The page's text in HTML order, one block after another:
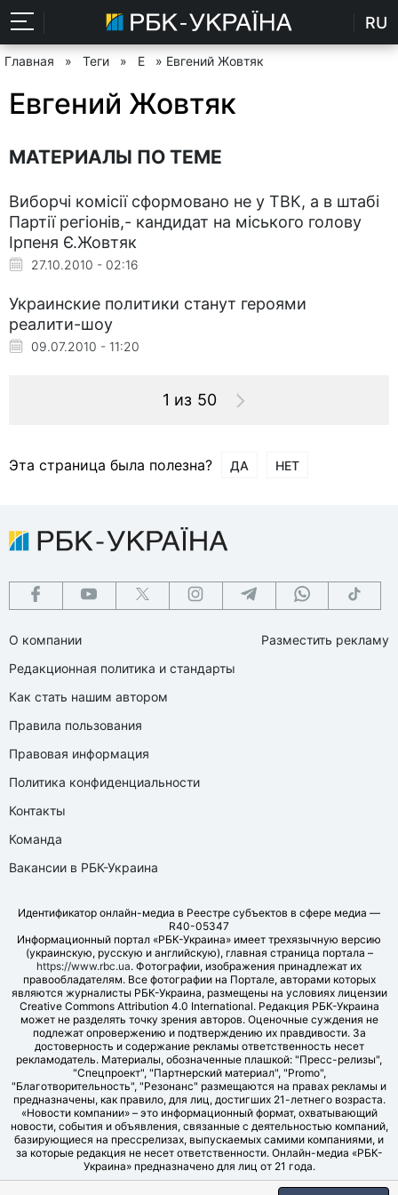
RU
Главная » Теги » Е » Евгений Жовтяк
Евгений Жовтяк
МАТЕРИАЛЫ ПО ТЕМЕ
Виборчі комісії сформовано не у ТВК, а в штабі
Партії регіонів,- кандидат на міського голову
Ірпеня Є.Жовтяк
27.10.2010 - 02:16
Украинские политики станут героями
реалити-шоу
09.07.2010 - 11:20
1 из 50
Эта страница была полезна? ДА НЕТ
О компании
Редакционная политика и стандарты
Как стать нашим автором
Правила пользования
Правовая информация
Политика конфиденциальности
Контакты
Команда
Вакансии в РБК-Украина
Разместить рекламу
Идентификатор онлайн-медиа в Реестре субъектов в сфере медиа —
R40-05347
Информационный портал «РБК-Украина» имеет трехязычную версию
(украинскую, русскую и английскую), главная страница портала –
https://www.rbc.ua. Фотографии, изображения принадлежат их
правообладателям. Все фотографии на Портале, авторами которых
являются журналисты РБК-Украина, размещены на условиях лицензии
Creative Commons Attribution 4.0 International. Редакция РБК-Украина
может не разделять точку зрения авторов. Оценочные суждения не
подлежат опровержению и подтверждению их правдивости. За
достоверность и содержание рекламы ответственность несет
рекламодатель. Материалы, обозначенные плашкой: "Пресс-релизы",
"Спецпроект", "Партнерский материал", "Promo",
"Благотворительность", "Резонанс" размещаются на правах рекламы и
предназначены, как правило, для лиц, достигших 21-летнего возраста.
«Новости компании» – это информационный формат, охватывающий
новости, события и объявления, связанные с деятельностью компаний,
базирующиеся на прессрелизах, выпускаемых самими компаниями, и
за которые редакция не несет ответственности. Онлайн-медиа «РБК-
Украина» предназначено для лиц от 21 года.